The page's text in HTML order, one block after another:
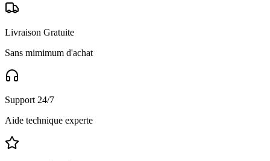
Livraison Gratuite
Sans mimimum d'achat
Support 24/7
Aide technique experte